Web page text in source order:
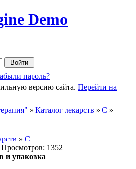
Demo
пароль?
версию сайта. Перейти на
» Каталог лекарств » C »
» C
Просмотров: 1352
и упаковка